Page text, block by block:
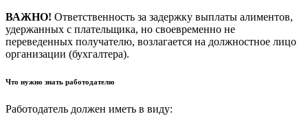
ВАЖНО! Ответственность за задержку выплаты алиментов,
удержанных с плательщика, но своевременно не
переведенных получателю, возлагается на должностное лицо
организации (бухгалтера).
Что нужно знать работодателю
Работодатель должен иметь в виду: